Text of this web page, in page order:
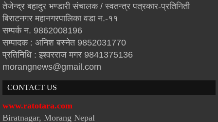
तेजेन्द्र बहादुर भण्डारी संचालक / स्वतन्त्र पत्रकार-प्रतिनिती
बिराटनगर महानगरपालिका वडा न.-११
सम्पर्क न. 9862008196
सम्पादक : अनिश बस्नेत 9852031770
प्रतिनिधि : इश्वरराज मगर 9841375136
morangnews@gmail.com
CONTACT US
www.ratotara.com
Biratnagar, Morang Nepal